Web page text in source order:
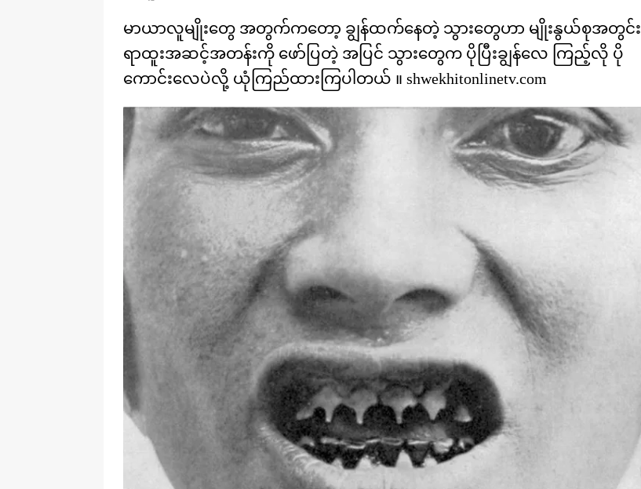
မာယာလူမျိုးတွေ အတွက်ကတော့ ချွန်ထက်နေတဲ့ သွားတွေဟာ မျိုးနွယ်စုအတွင်း
ရာထူးအဆင့်အတန်းကို ဖော်ပြတဲ့ အပြင် သွားတွေက ပိုပြီးချွန်လေ ကြည့်လို ပို
ကောင်းလေပဲလို့ ယုံကြည်ထားကြပါတယ် ။ shwekhitonlinetv.com